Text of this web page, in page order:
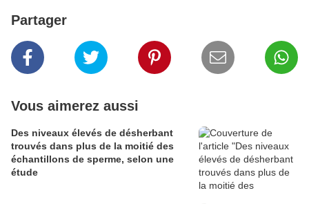
Partager
Vous aimerez aussi
Des niveaux élevés de désherbant
trouvés dans plus de la moitié des
échantillons de sperme, selon une
étude